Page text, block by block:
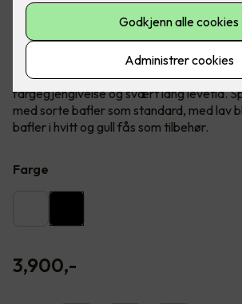
Tube Micro Track er en skinne med
med minimalistisk, eksklusivt utseende.
montere i alle kjente takuttak og bokser i
boligen som soverom, stuer, entreer osv.
rettes dit lyset trengs. Tube Micro Track
fargegjengivelse og svært lang levetid.
med sorte bafler som standard, med lav
bafler i hvitt og gull fås som tilbehør.
Farge
3,900,-